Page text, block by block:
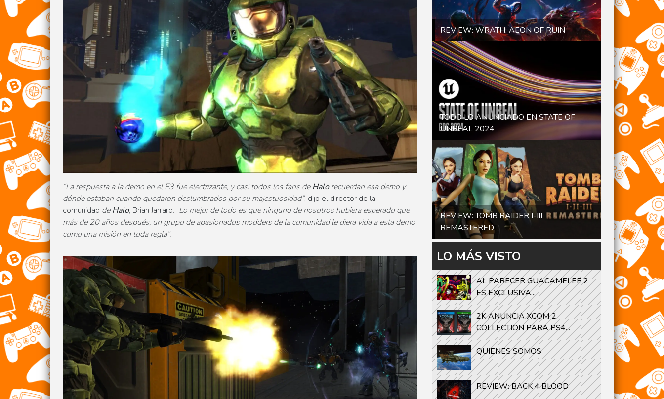
“La respuesta a la demo en el E3 fue electrizante, y casi todos los fans deHalorecuerdan esa demo y
dónde estaban cuando quedaron deslumbrados por su majestuosidad”, dijo el director de la
comunidad deHalo, Brian Jarrard. “Lo mejor de todo es que ninguno de nosotros hubiera esperado que
más de 20 años después, un grupo de apasionados modders de la comunidad le diera vida a esta demo
como una misión en toda regla”.
REVIEW: WRATH: AEON OF RUIN
TODO LO ANUNCIADO EN STATE OF
UNREAL 2024
REVIEW: TOMB RAIDER I-III
REMASTERED
LO MÁS VISTO
AL PARECER GUACAMELEE 2
ES EXCLUSIVA...
2K ANUNCIA XCOM 2
COLLECTION PARA PS4...
QUIENES SOMOS
REVIEW: BACK 4 BLOOD